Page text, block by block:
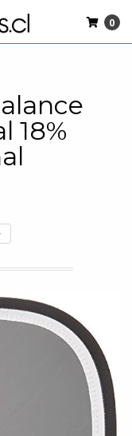
0
18%